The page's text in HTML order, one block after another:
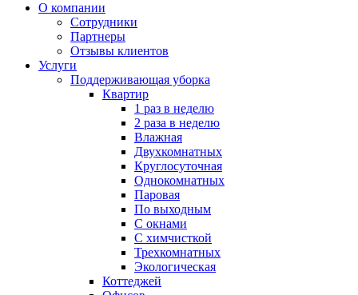
О компании
Сотрудники
Партнеры
Отзывы клиентов
Услуги
Поддерживающая уборка
Квартир
1 раз в неделю
2 раза в неделю
Влажная
Двухкомнатных
Круглосуточная
Однокомнатных
Паровая
По выходным
С окнами
С химчисткой
Трехкомнатных
Экологическая
Коттеджей